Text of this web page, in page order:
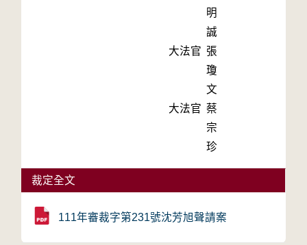
明
誠
大法官 張
瓊
文
大法官 蔡
宗
珍
裁定全文
111年審裁字第231號沈芳旭聲請案